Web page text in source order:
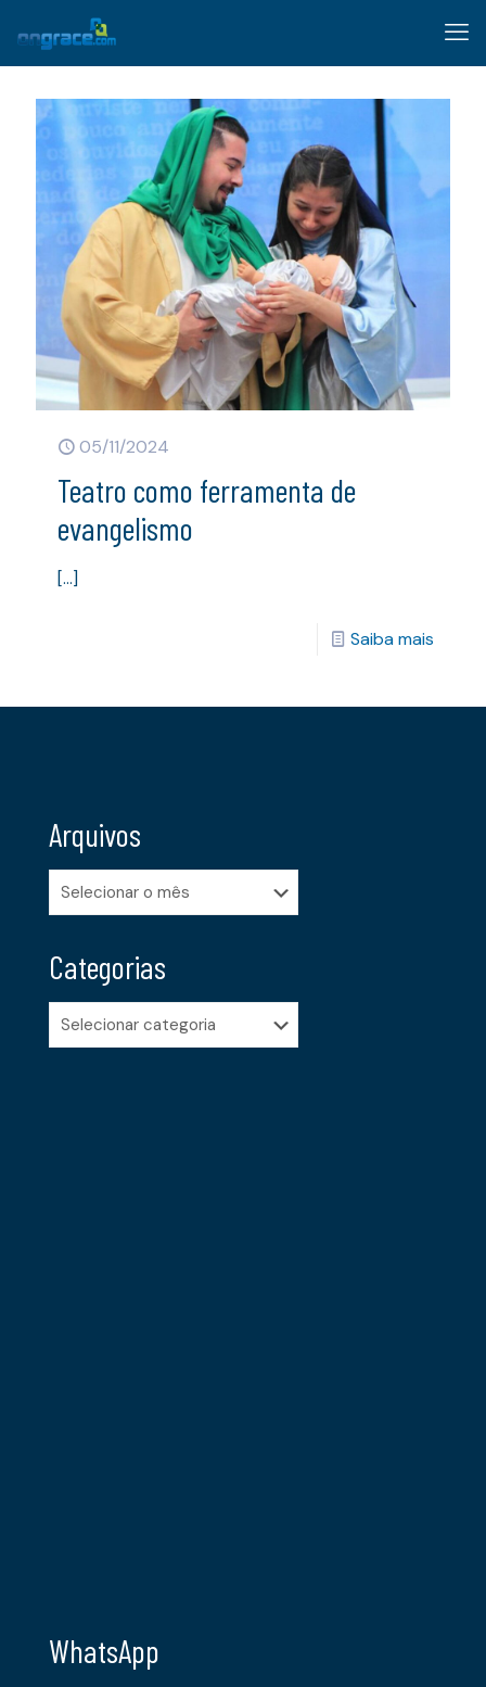
05/11/2024
Teatro como ferramenta de
evangelismo
[…]
Saiba mais
Arquivos
Arquivos
Categorias
Categorias
WhatsApp